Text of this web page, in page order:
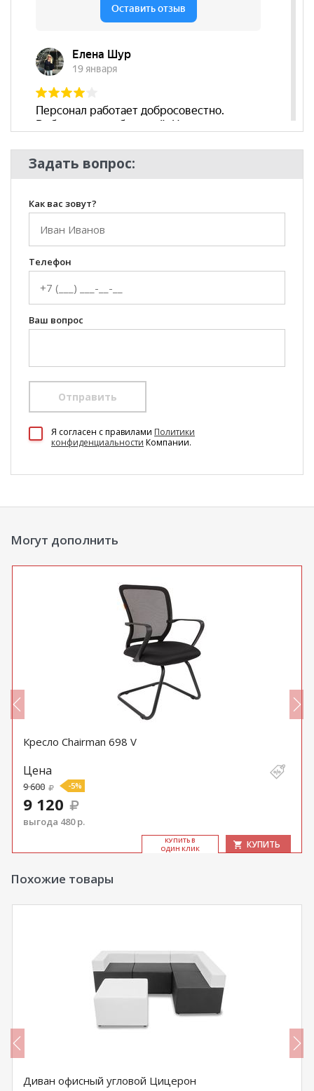
Задать вопрос:
Как вас зовут?
Телефон
Ваш вопрос
Отправить
Я согласен c правилами Политики
конфиденциальности Компании.
Могут дополнить
Кресло Chairman 698 V
Цена
9 600 -5%
9 120
выгода 480 р.
КУ­ПИТЬ В
ОДИН КЛИК
КУПИТЬ
Похожие товары
Диван офисный угловой Цицерон